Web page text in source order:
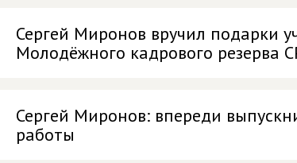
Сергей Миронов вручил подарки
Молодёжного кадрового резерва
Сергей Миронов: впереди
работы